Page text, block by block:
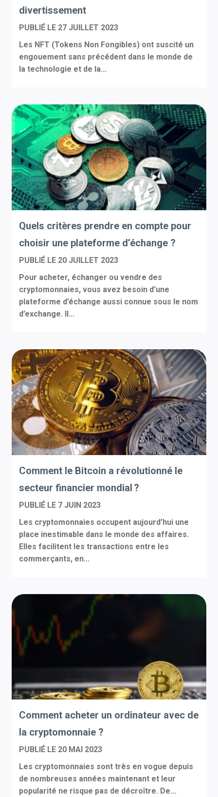
divertissement
PUBLIÉ LE 27 JUILLET 2023
Les NFT (Tokens Non Fongibles) ont suscité un
engouement sans précédent dans le monde de
la technologie et de la...
Quels critères prendre en compte pour
choisir une plateforme d’échange ?
PUBLIÉ LE 20 JUILLET 2023
Pour acheter, échanger ou vendre des
cryptomonnaies, vous avez besoin d’une
plateforme d’échange aussi connue sous le nom
d’exchange. Il...
Comment le Bitcoin a révolutionné le
secteur financier mondial ?
PUBLIÉ LE 7 JUIN 2023
Les cryptomonnaies occupent aujourd’hui une
place inestimable dans le monde des affaires.
Elles facilitent les transactions entre les
commerçants, en...
Comment acheter un ordinateur avec de
la cryptomonnaie ?
PUBLIÉ LE 20 MAI 2023
Les cryptomonnaies sont très en vogue depuis
de nombreuses années maintenant et leur
popularité ne risque pas de décroître. De...